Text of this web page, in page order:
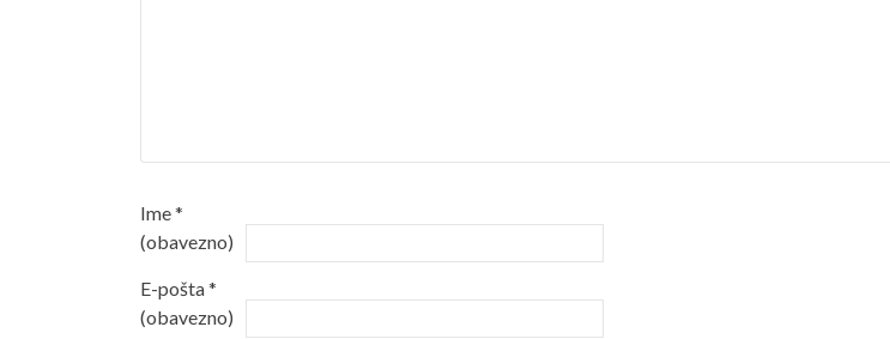
Ime*
(obavezno)
E-pošta*
(obavezno)